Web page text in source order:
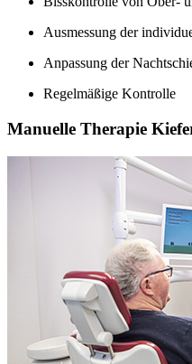
Ausmessung der
Anpassung der
Regelmäßige Kontrolle
Manuelle Therapie